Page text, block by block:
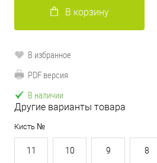
В корзину
В избранное
PDF версия
В наличии
Другие варианты товара
Кисть №
11 10 9 8